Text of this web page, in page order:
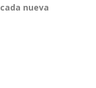
nueva